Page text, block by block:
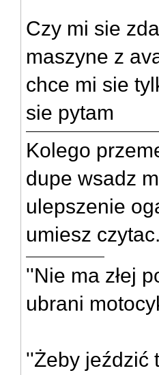
Czy mi sie
maszyne z
chce mi sie
sie pytam
Kolego
dupe wsadz
ulepszenie
umiesz
''Nie ma złej
ubrani
''Żeby jeździć